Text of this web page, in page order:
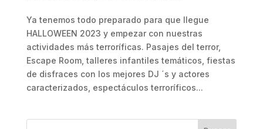
Ya tenemos todo preparado para que llegue
HALLOWEEN 2023 y empezar con nuestras
actividades más terroríficas. Pasajes del terror,
Escape Room, talleres infantiles temáticos, fiestas
de disfraces con los mejores DJ ´s y actores
caracterizados, espectáculos terroríficos...